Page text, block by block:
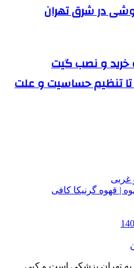
در شرق تهران
خرید و نصب گیت
تنظیم حساسیت و علت
غربی
| قهوه گرنیکا کافی
به تهران پزشکی است و کپی